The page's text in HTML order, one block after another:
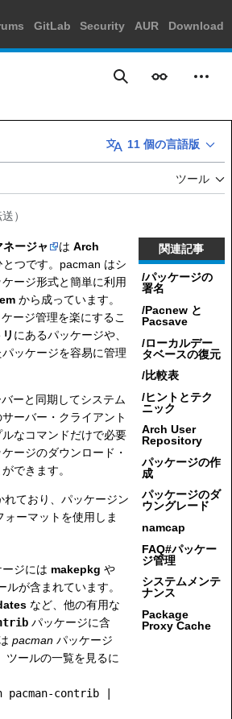
GitLab Security AUR Download
検索 表示 個人
り替え 11 個の言語版
ツール
）
関連記事
/パッケージの
署名
/Pacnew と
Pacsave
/ローカルデー
タベースの復元
/比較表
/ヒントとテク
ニック
Arch User
Repository
パッケージの作
成
パッケージのダ
ウングレード
namcap
FAQ#パッケー
ジ管理
システムメンテ
ナンス
Package
Proxy Cache
ージャ は Arch
つです。pacman はシ
ージ形式と簡単に利用
から成っています。
ージ管理を楽にするこ
にあるパッケージや、
ッケージを容易に管理
ーと同期してシステム
ーバー・クライアント
なコマンドだけで必要
ージのダウンロード・
できます。
れており、パッケージン
ォーマットを使用しま
ジには makepkg や
ルが含まれています。
など、他の有用な
パッケージに含
pacman パッケージ
ツールの一覧を見るに
pacman-contrib |